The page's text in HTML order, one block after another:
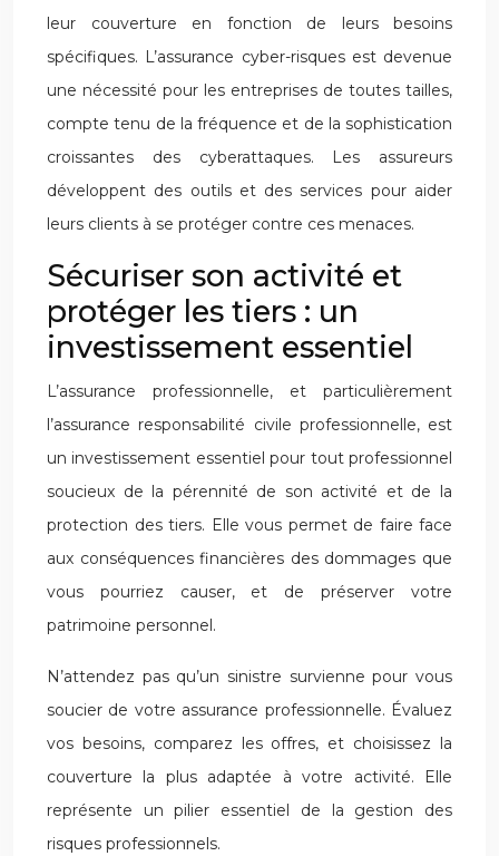
leur couverture en fonction de leurs besoins
spécifiques. L’assurance cyber-risques est devenue
une nécessité pour les entreprises de toutes tailles,
compte tenu de la fréquence et de la sophistication
croissantes des cyberattaques. Les assureurs
développent des outils et des services pour aider
leurs clients à se protéger contre ces menaces.
Sécuriser son activité et
protéger les tiers : un
investissement essentiel
L’assurance professionnelle, et particulièrement
l’assurance responsabilité civile professionnelle, est
un investissement essentiel pour tout professionnel
soucieux de la pérennité de son activité et de la
protection des tiers. Elle vous permet de faire face
aux conséquences financières des dommages que
vous pourriez causer, et de préserver votre
patrimoine personnel.
N’attendez pas qu’un sinistre survienne pour vous
soucier de votre assurance professionnelle. Évaluez
vos besoins, comparez les offres, et choisissez la
couverture la plus adaptée à votre activité. Elle
représente un pilier essentiel de la gestion des
risques professionnels.